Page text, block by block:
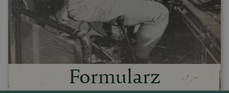
Formularz